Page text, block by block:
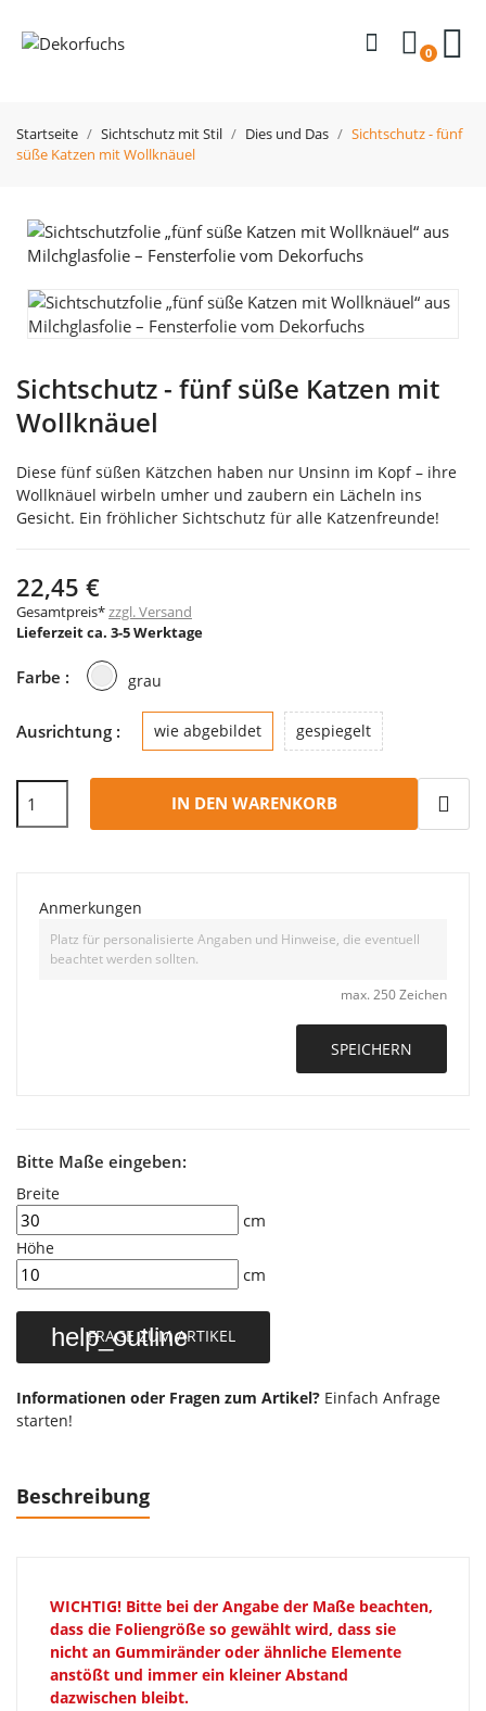
0
Startseite Sichtschutz mit Stil Dies und Das
Sichtschutz - fünf
süße Katzen mit Wollknäuel
Sichtschutz - fünf süße Katzen mit
Wollknäuel
Diese fünf süßen Kätzchen haben nur Unsinn im Kopf – ihre
Wollknäuel wirbeln umher und zaubern ein Lächeln ins
Gesicht. Ein fröhlicher Sichtschutz für alle Katzenfreunde!
22,45 €
Gesamtpreis*zzgl. Versand
Lieferzeit ca. 3-5 Werktage
Farbe : graugrau
Ausrichtung : wie abgebildet gespiegelt
IN DEN WARENKORB
Anmerkungen
max. 250 Zeichen
SPEICHERN
Bitte Maße eingeben:
Breite
cm
Höhe
cm
help_outline
FRAGE ZUM ARTIKEL
Informationen oder Fragen zum Artikel? Einfach Anfrage
starten!
Beschreibung
WICHTIG! Bitte bei der Angabe der Maße beachten,
dass die Foliengröße so gewählt wird, dass sie
nicht an Gummiränder oder ähnliche Elemente
anstößt und immer ein kleiner Abstand
dazwischen bleibt.